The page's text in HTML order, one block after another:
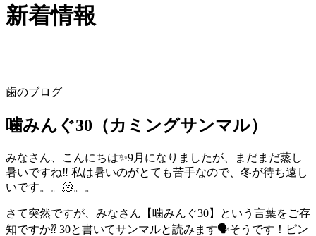
新着情報
歯のブログ
噛みんぐ30（カミングサンマル）
みなさん、こんにちは✨9月になりましたが、まだまだ蒸し
暑いですね‼︎ 私は暑いのがとても苦手なので、冬が待ち遠し
いです。。🫠。。
さて突然ですが、みなさん【噛みんぐ30】という言葉をご存
知ですか⁇ 30と書いてサンマルと読みます🗣そうです！ピン